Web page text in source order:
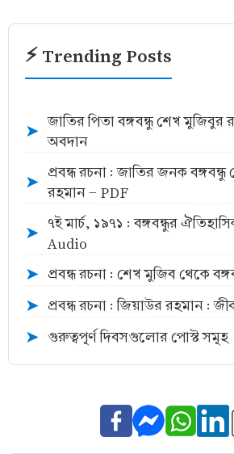
⚡ Trending Posts
➤
জাতির পিতা বঙ্গবন্ধু শেখ মুজিবুর
অবদান
➤
প্রবন্ধ রচনা : জাতির জনক
রহমান - PDF
➤
৭ই মার্চ, ১৯৭১ : বঙ্গবন্ধুর
Audio
➤ প্রবন্ধ রচনা : শেখ মুজিব থেকে
➤ প্রবন্ধ রচনা : জিয়াউর রহমান :
➤ গুরুত্বপূর্ণ দিবসগুলোর পোস্ট সমূহ